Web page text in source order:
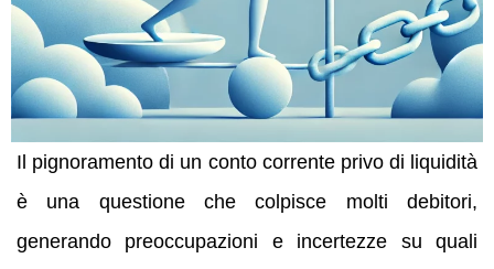
Il pignoramento di un conto corrente privo di liquidità
è una questione che colpisce molti debitori,
generando preoccupazioni e incertezze su quali